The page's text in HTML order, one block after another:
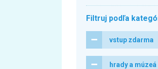
Filtruj podľa
vstup zdarma
hrady a múzeá